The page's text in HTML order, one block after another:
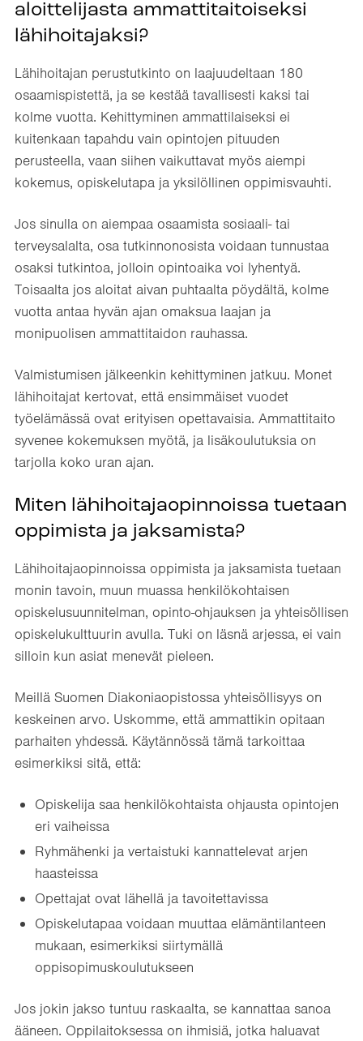
aloittelijasta ammattitaitoiseksi
lähihoitajaksi?
Lähihoitajan perustutkinto on laajuudeltaan 180
osaamispistettä, ja se kestää tavallisesti kaksi tai
kolme vuotta. Kehittyminen ammattilaiseksi ei
kuitenkaan tapahdu vain opintojen pituuden
perusteella, vaan siihen vaikuttavat myös aiempi
kokemus, opiskelutapa ja yksilöllinen oppimisvauhti.
Jos sinulla on aiempaa osaamista sosiaali- tai
terveysalalta, osa tutkinnonosista voidaan tunnustaa
osaksi tutkintoa, jolloin opintoaika voi lyhentyä.
Toisaalta jos aloitat aivan puhtaalta pöydältä, kolme
vuotta antaa hyvän ajan omaksua laajan ja
monipuolisen ammattitaidon rauhassa.
Valmistumisen jälkeenkin kehittyminen jatkuu. Monet
lähihoitajat kertovat, että ensimmäiset vuodet
työelämässä ovat erityisen opettavaisia. Ammattitaito
syvenee kokemuksen myötä, ja lisäkoulutuksia on
tarjolla koko uran ajan.
Miten lähihoitajaopinnoissa tuetaan
oppimista ja jaksamista?
Lähihoitajaopinnoissa oppimista ja jaksamista tuetaan
monin tavoin, muun muassa henkilökohtaisen
opiskelusuunnitelman, opinto-ohjauksen ja yhteisöllisen
opiskelukulttuurin avulla. Tuki on läsnä arjessa, ei vain
silloin kun asiat menevät pieleen.
Meillä Suomen Diakoniaopistossa yhteisöllisyys on
keskeinen arvo. Uskomme, että ammattikin opitaan
parhaiten yhdessä. Käytännössä tämä tarkoittaa
esimerkiksi sitä, että:
Opiskelija saa henkilökohtaista ohjausta opintojen
eri vaiheissa
Ryhmähenki ja vertaistuki kannattelevat arjen
haasteissa
Opettajat ovat lähellä ja tavoitettavissa
Opiskelutapaa voidaan muuttaa elämäntilanteen
mukaan, esimerkiksi siirtymällä
oppisopimuskoulutukseen
Jos jokin jakso tuntuu raskaalta, se kannattaa sanoa
ääneen. Oppilaitoksessa on ihmisiä, jotka haluavat